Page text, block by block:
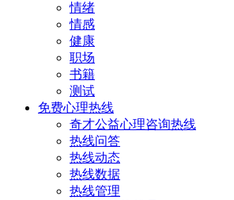
情绪
情感
健康
职场
书籍
测试
免费心理热线
奇才公益心理咨询热线
热线问答
热线动态
热线数据
热线管理